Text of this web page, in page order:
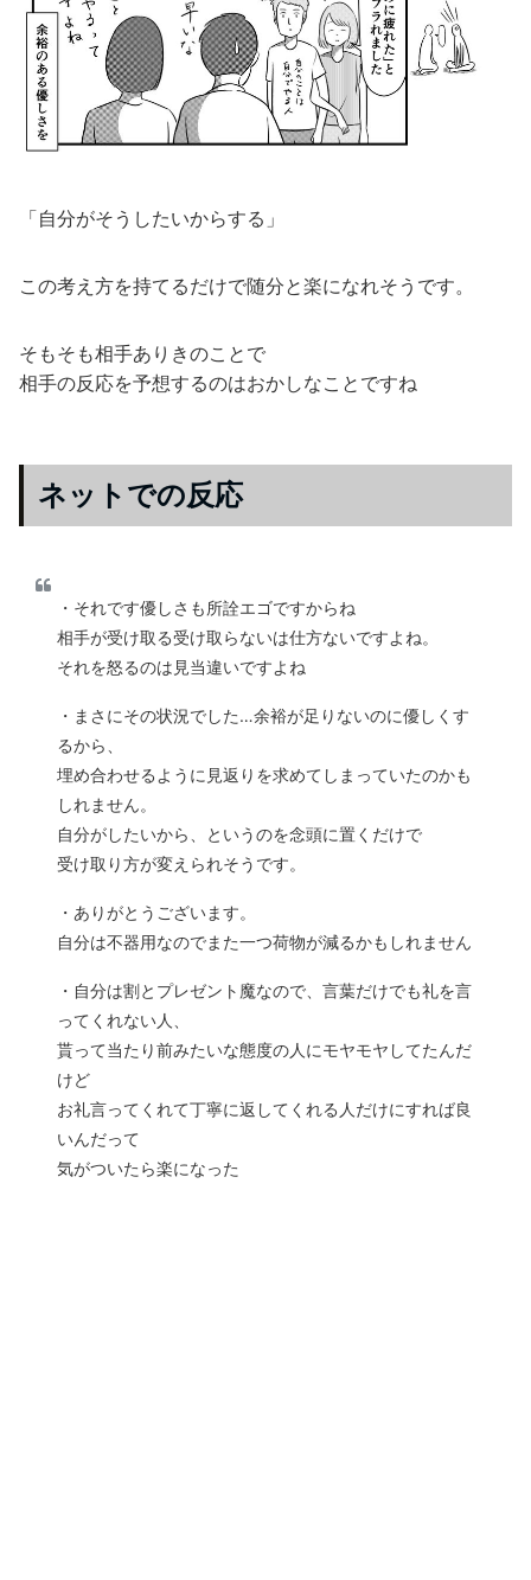
「自分がそうしたいからする」
この考え方を持てるだけで随分と楽になれそうです。
そもそも相手ありきのことで
相手の反応を予想するのはおかしなことですね
ネットでの反応
・それです優しさも所詮エゴですからね
相手が受け取る受け取らないは仕方ないですよね。
それを怒るのは見当違いですよね
・まさにその状況でした…余裕が足りないのに優しくす
るから、
埋め合わせるように見返りを求めてしまっていたのかも
しれません。
自分がしたいから、というのを念頭に置くだけで
受け取り方が変えられそうです。
・ありがとうございます。
自分は不器用なのでまた一つ荷物が減るかもしれません
・自分は割とプレゼント魔なので、言葉だけでも礼を言
ってくれない人、
貰って当たり前みたいな態度の人にモヤモヤしてたんだ
けど
お礼言ってくれて丁寧に返してくれる人だけにすれば良
いんだって
気がついたら楽になった